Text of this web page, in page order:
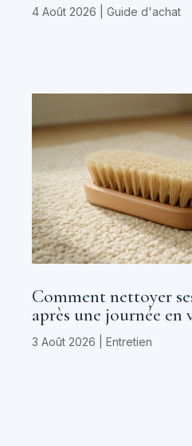
4 Août 2026 Guide d'achat
Comment nettoyer
après une journée en
3 Août 2026 Entretien